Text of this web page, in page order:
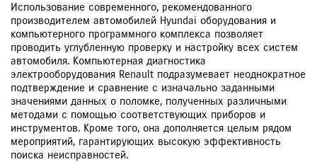
Использование современного, рекомендованного
производителем автомобилей Hyundai оборудования и
компьютерного программного комплекса позволяет
проводить углубленную проверку и настройку всех систем
автомобиля. Компьютерная диагностика
электрооборудования Renault подразумевает неоднократное
подтверждение и сравнение с изначально заданными
значениями данных о поломке, полученных различными
методами с помощью соответствующих приборов и
инструментов. Кроме того, она дополняется целым рядом
мероприятий, гарантирующих высокую эффективность
поиска неисправностей.